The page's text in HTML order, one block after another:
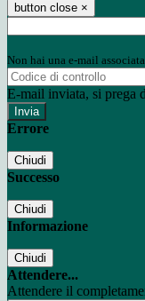
button close ×
Non hai una e-mail
E-mail inviata, si prega
Errore
Chiudi
Successo
Chiudi
Informazione
Chiudi
Attendere...
Attendere il